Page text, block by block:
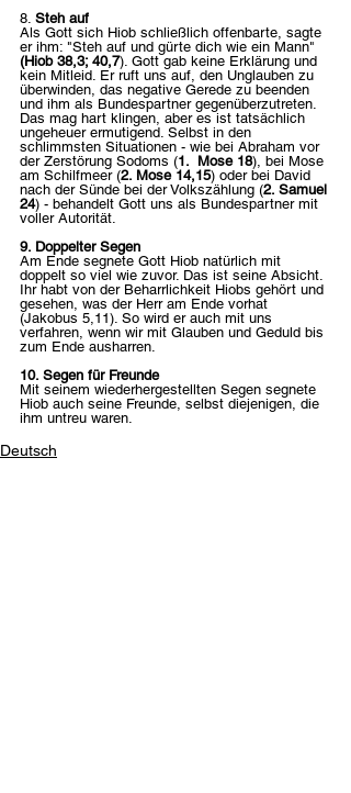
8. Steh auf
Als Gott sich Hiob schließlich offenbarte, sagte
er ihm: "Steh auf und gürte dich wie ein Mann"
(Hiob 38,3; 40,7). Gott gab keine Erklärung und
kein Mitleid. Er ruft uns auf, den Unglauben zu
überwinden, das negative Gerede zu beenden
und ihm als Bundespartner gegenüberzutreten.
Das mag hart klingen, aber es ist tatsächlich
ungeheuer ermutigend. Selbst in den
schlimmsten Situationen - wie bei Abraham vor
der Zerstörung Sodoms (1.  Mose 18), bei Mose
am Schilfmeer (2. Mose 14,15) oder bei David
nach der Sünde bei der Volkszählung (2. Samuel
24) - behandelt Gott uns als Bundespartner mit
voller Autorität.
9. Doppelter Segen
Am Ende segnete Gott Hiob natürlich mit
doppelt so viel wie zuvor. Das ist seine Absicht.
Ihr habt von der Beharrlichkeit Hiobs gehört und
gesehen, was der Herr am Ende vorhat
(Jakobus 5,11). So wird er auch mit uns
verfahren, wenn wir mit Glauben und Geduld bis
zum Ende ausharren.
10. Segen für Freunde
Mit seinem wiederhergestellten Segen segnete
Hiob auch seine Freunde, selbst diejenigen, die
ihm untreu waren.
Deutsch